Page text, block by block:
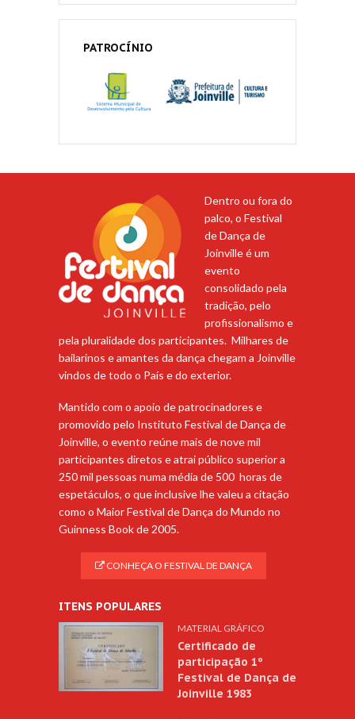
PATROCÍNIO
Dentro ou fora do
palco, o Festival
de Dança de
Joinville é um
evento
consolidado pela
tradição, pelo
profissionalismo e
pela pluralidade dos participantes. Milhares de
bailarinos e amantes da dança chegam a Joinville
vindos de todo o País e do exterior.
Mantido com o apoio de patrocinadores e
promovido pelo Instituto Festival de Dança de
Joinville, o evento reúne mais de nove mil
participantes diretos e atrai público superior a
250 mil pessoas numa média de 500 horas de
espetáculos, o que inclusive lhe valeu a citação
como o Maior Festival de Dança do Mundo no
Guinness Book de 2005.
CONHEÇA O FESTIVAL DE DANÇA
ITENS POPULARES
MATERIAL GRÁFICO
Certificado de
participação 1º
Festival de Dança de
Joinville 1983